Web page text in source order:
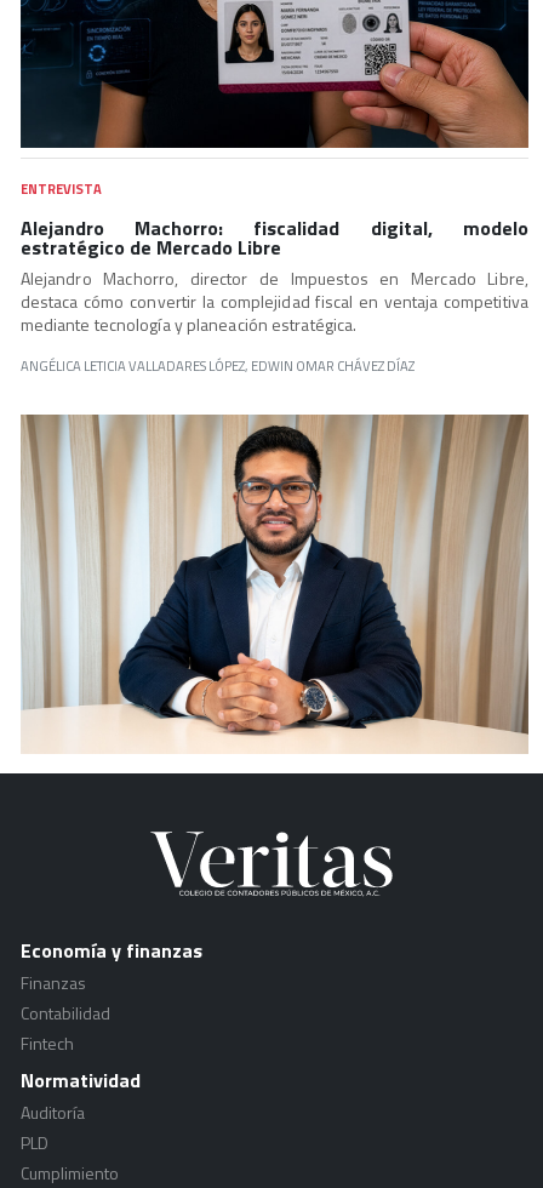
ENTREVISTA
Alejandro Machorro: fiscalidad digital, modelo
estratégico de Mercado Libre
Alejandro Machorro, director de Impuestos en Mercado Libre,
destaca cómo convertir la complejidad fiscal en ventaja competitiva
mediante tecnología y planeación estratégica.
ANGÉLICA LETICIA VALLADARES LÓPEZ, EDWIN OMAR CHÁVEZ DÍAZ
Economía y finanzas
Finanzas
Contabilidad
Fintech
Normatividad
Auditoría
PLD
Cumplimiento